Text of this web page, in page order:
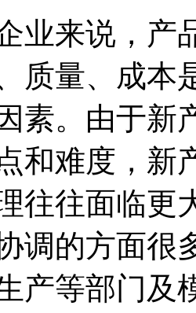
业来说，产
质量、成本
素。由于新
和难度，新
往往面临更
调的方面很
产等部门及